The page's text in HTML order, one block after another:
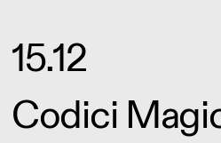
15.12
Codici